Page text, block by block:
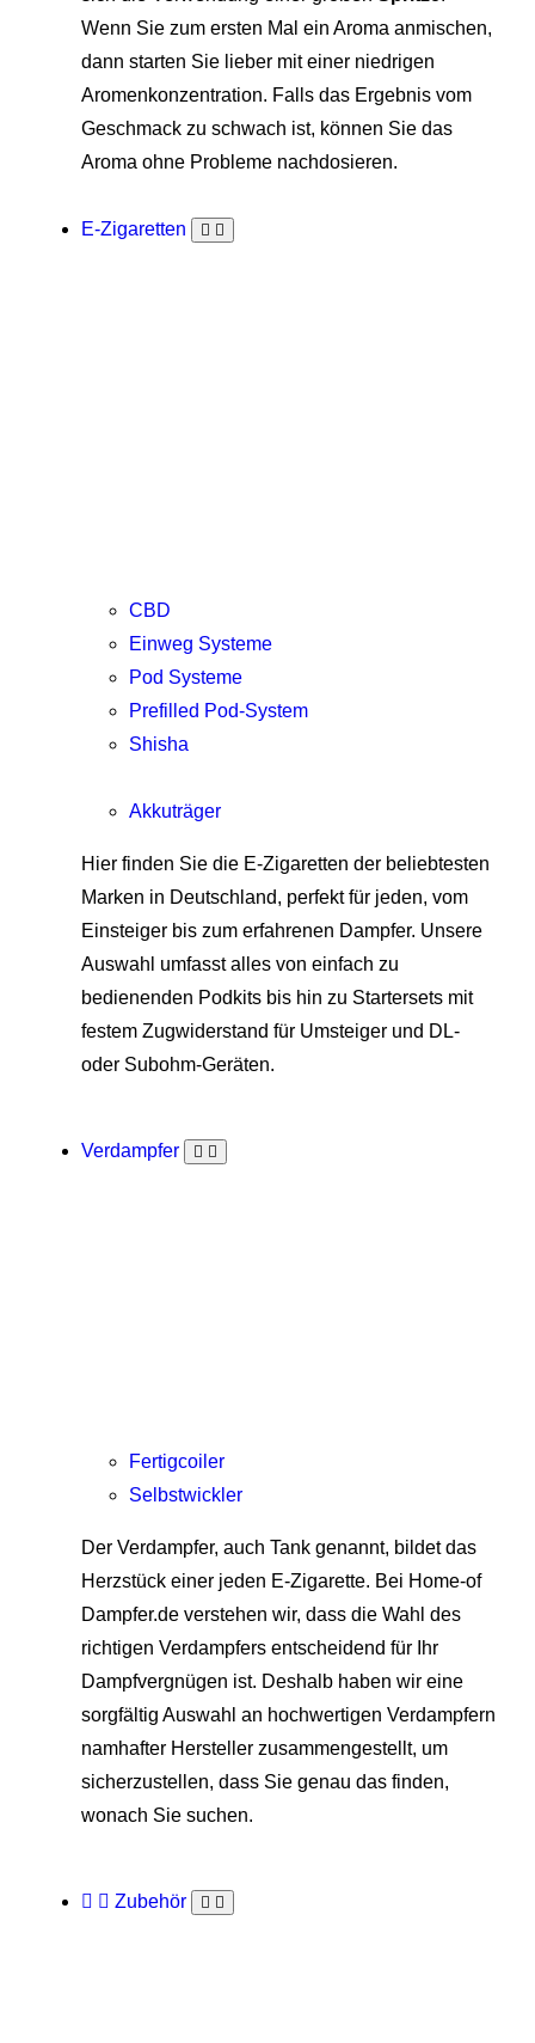
Wenn Sie zum ersten Mal ein Aroma anmischen,
dann starten Sie lieber mit einer niedrigen
Aromenkonzentration. Falls das Ergebnis vom
Geschmack zu schwach ist, können Sie das
Aroma ohne Probleme nachdosieren.
E-Zigaretten
CBD
Einweg Systeme
Pod Systeme
Prefilled Pod-System
Shisha
Akkuträger
Hier finden Sie die E-Zigaretten der beliebtesten
Marken in Deutschland, perfekt für jeden, vom
Einsteiger bis zum erfahrenen Dampfer. Unsere
Auswahl umfasst alles von einfach zu
bedienenden Podkits bis hin zu Startersets mit
festem Zugwiderstand für Umsteiger und DL-
oder Subohm-Geräten.
Verdampfer
Fertigcoiler
Selbstwickler
Der Verdampfer, auch Tank genannt, bildet das
Herzstück einer jeden E-Zigarette. Bei Home-of
Dampfer.de verstehen wir, dass die Wahl des
richtigen Verdampfers entscheidend für Ihr
Dampfvergnügen ist. Deshalb haben wir eine
sorgfältig Auswahl an hochwertigen Verdampfern
namhafter Hersteller zusammengestellt, um
sicherzustellen, dass Sie genau das finden,
wonach Sie suchen.
Zubehör